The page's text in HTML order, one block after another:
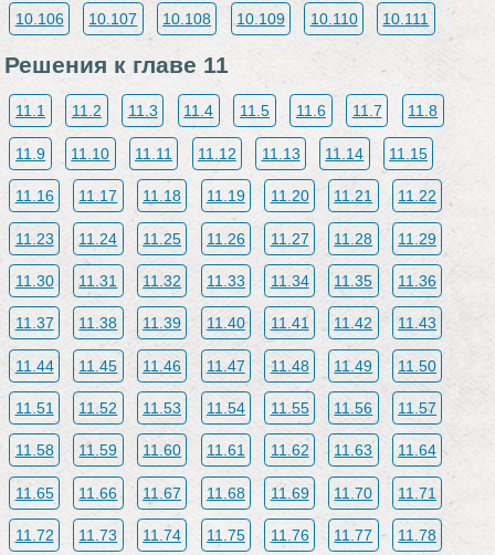
10.106 10.107 10.108 10.109 10.110 10.111
Решения к главе 11
11.1 11.2 11.3 11.4 11.5 11.6 11.7 11.8
11.9 11.10 11.11 11.12 11.13 11.14 11.15
11.16 11.17 11.18 11.19 11.20 11.21 11.22
11.23 11.24 11.25 11.26 11.27 11.28 11.29
11.30 11.31 11.32 11.33 11.34 11.35 11.36
11.37 11.38 11.39 11.40 11.41 11.42 11.43
11.44 11.45 11.46 11.47 11.48 11.49 11.50
11.51 11.52 11.53 11.54 11.55 11.56 11.57
11.58 11.59 11.60 11.61 11.62 11.63 11.64
11.65 11.66 11.67 11.68 11.69 11.70 11.71
11.72 11.73 11.74 11.75 11.76 11.77 11.78